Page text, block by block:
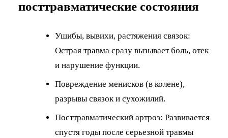
посттравматические состояния
Ушибы, вывихи, растяжения связок:
Острая травма сразу вызывает боль, отек
и нарушение функции.
Повреждение менисков (в колене),
разрывы связок и сухожилий.
Посттравматический артроз: Развивается
спустя годы после серьезной травмы